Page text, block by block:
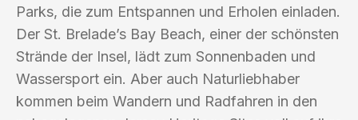
Parks, die zum Entspannen und Erholen einladen.
Der St. Brelade’s Bay Beach, einer der schönsten
Strände der Insel, lädt zum Sonnenbaden und
Wassersport ein. Aber auch Naturliebhaber
kommen beim Wandern und Radfahren in den